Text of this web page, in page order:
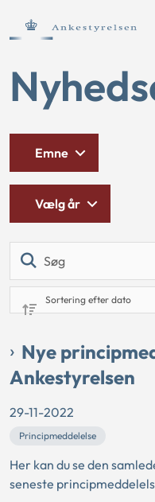
Emne
Vælg år
Nye
Ankestyrelsen
29-11-2022
Principmeddelelse
Her kan du se den
seneste